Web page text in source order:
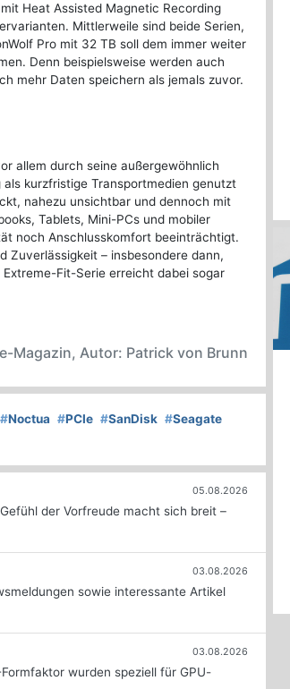
Heat Assisted Magnetic Recording
Mittlerweile sind beide Serien,
Pro mit 32 TB soll dem immer weiter
Denn beispielsweise werden auch
mehr Daten speichern als jemals zuvor.
allem durch seine außergewöhnlich
kurzfristige Transportmedien genutzt
nahezu unsichtbar und dennoch mit
Tablets, Mini-PCs und mobiler
noch Anschlusskomfort beeinträchtigt.
Zuverlässigkeit – insbesondere dann,
Fit-Serie erreicht dabei sogar
Magazin, Autor: Patrick von Brunn
#Noctua #PCIe #SanDisk #Seagate
05.08.2026
der Vorfreude macht sich breit –
03.08.2026
sowie interessante Artikel
03.08.2026
wurden speziell für GPU-